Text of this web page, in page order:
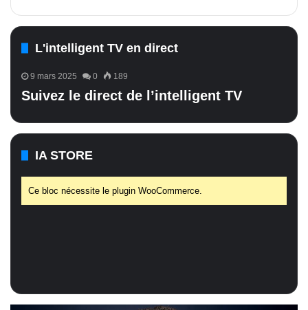
L'intelligent TV en direct
9 mars 2025 0 189
Suivez le direct de l’intelligent TV
IA STORE
Ce bloc nécessite le plugin WooCommerce.